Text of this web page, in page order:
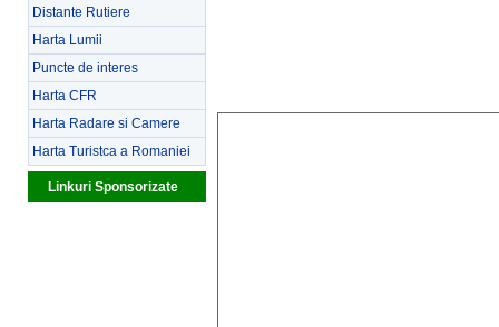
Distante Rutiere
Harta Lumii
Puncte de interes
Harta CFR
Harta Radare si Camere
Harta Turistca a Romaniei
Linkuri Sponsorizate